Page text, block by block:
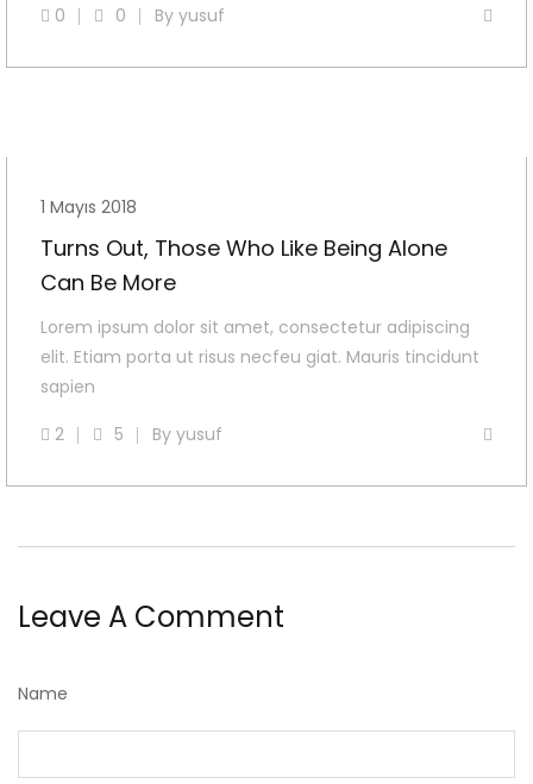
0
0 By yusuf
1 Mayıs 2018
Turns Out, Those Who Like Being Alone
Can Be More
Lorem ipsum dolor sit amet, consectetur adipiscing
elit. Etiam porta ut risus necfeu giat. Mauris tincidunt
sapien
2
5 By yusuf
Leave A Comment
Name